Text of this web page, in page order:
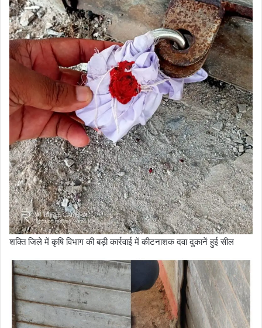
शक्ति जिले में कृषि विभाग की बड़ी कार्रवाई में कीटनाशक दवा दुकानें हुई सील